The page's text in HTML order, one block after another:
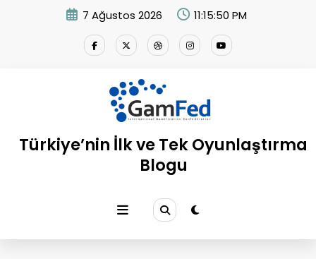
7 Ağustos 2026 11:15:50 PM
Türkiye’nin İlk ve Tek Oyunlaştırma
Blogu